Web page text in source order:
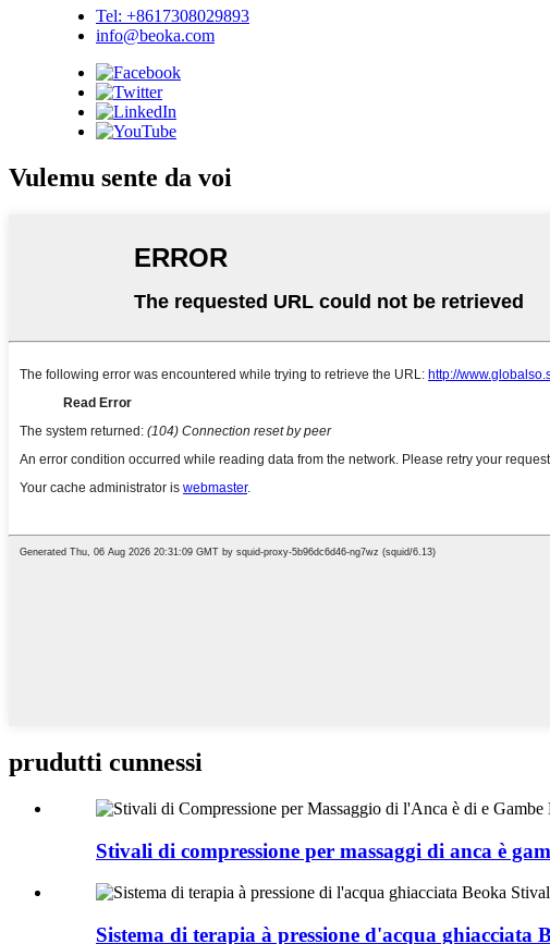
Tel: +8617308029893
info@beoka.com
Vulemu sente da voi
prudutti cunnessi
Stivali di compressione per massaggi di anca è
Sistema di terapia à pressione d'acqua ghiacciata